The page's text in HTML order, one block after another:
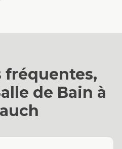
fréquentes,
de Bain à